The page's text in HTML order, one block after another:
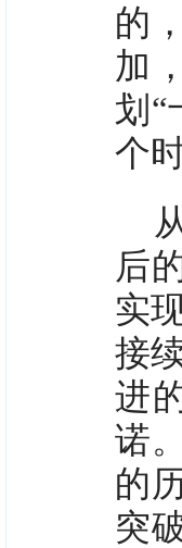
的
加
划“
个
后
实
接
进
诺
的
突